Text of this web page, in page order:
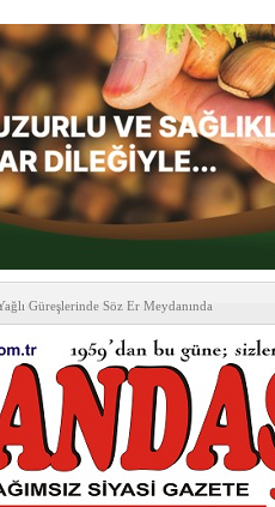
Güreşlerinde Söz Er Meydanında
Vezirköprü Platformu’ndan Vezirköprü
‘hayırlı olsun’ ziyareti
ECZANELER
Geçiyor